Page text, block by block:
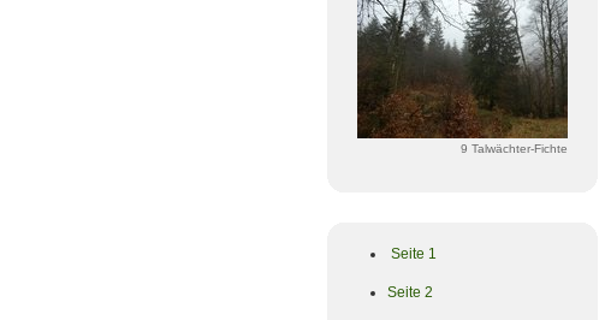
9 Talwächter-Fichte
Seite 1
Seite 2